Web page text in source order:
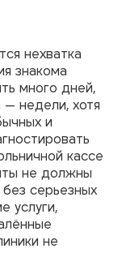
нехватка
знакома
много дней,
недели, хотя
и
кассе
не должны
серьезных
услуги,
не